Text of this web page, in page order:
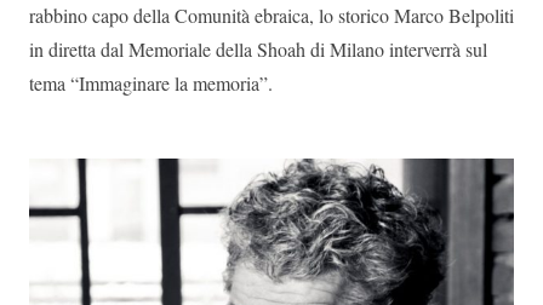
rabbino capo della Comunità ebraica, lo storico Marco Belpoliti
in diretta dal Memoriale della Shoah di Milano interverrà sul
tema “Immaginare la memoria”.